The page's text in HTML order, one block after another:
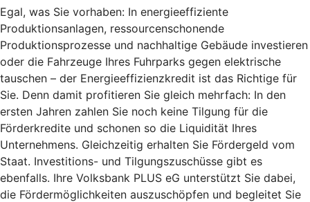
Egal, was Sie vorhaben: In energieeffiziente
Produktionsanlagen, ressourcenschonende
Produktionsprozesse und nachhaltige Gebäude investieren
oder die Fahrzeuge Ihres Fuhrparks gegen elektrische
tauschen – der Energieeffizienzkredit ist das Richtige für
Sie. Denn damit profitieren Sie gleich mehrfach: In den
ersten Jahren zahlen Sie noch keine Tilgung für die
Förderkredite und schonen so die Liquidität Ihres
Unternehmens. Gleichzeitig erhalten Sie Fördergeld vom
Staat. Investitions- und Tilgungszuschüsse gibt es
ebenfalls. Ihre Volksbank PLUS eG unterstützt Sie dabei,
die Fördermöglichkeiten auszuschöpfen und begleitet Sie